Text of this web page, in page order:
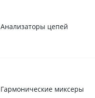
Анализаторы цепей
Гармонические миксеры